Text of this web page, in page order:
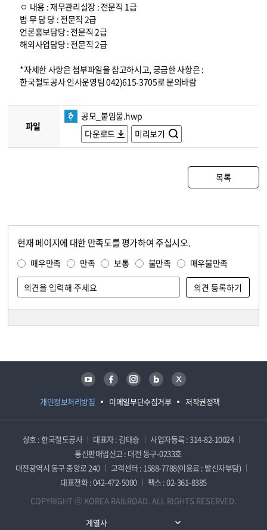
ㅇ 내용 : 재무관리실장 : 전문직 1급
법 무 담 당 : 전문직 2급
언론홍보담당 : 전문직 2급
해외사업담당 : 전문직 2급
*자세한 사항은 첨부파일을 참고하시고, 궁금한 사항은 :
한국철도공사 인사운영팀 042)615-3705로 문의바람
파일
공모_붙임물.hwp
다운로드
미리보기
목록
현재 페이지에 대한 만족도를 평가하여 주십시오.
매우만족 만족 보통 불만족 매우불만족
개인정보처리방침 이메일무단수집거부 저작권정책
유튜브 페이스북 인스타그램 블로그 트위터
상호 : 한국철도공사 대표자 : 김태승
사업자등록 : 314-82-10024
통신판매업신고 : 대전 동구-0233호
대전광역시 동구 중앙로 240
고객센터 : 1588-7788(이용료 : 발신자부담)
대표전화 : 042-472-5000
팩스 : 02-361-8385
COPYRIGHT ⓒ KOREA RAILROAD. ALL RIGHTS RESERVED.
계열사